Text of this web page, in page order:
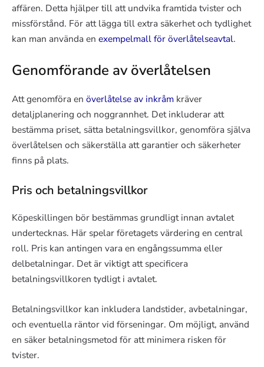
affären. Detta hjälper till att undvika framtida tvister och
missförstånd. För att lägga till extra säkerhet och tydlighet
kan man använda en exempelmall för överlåtelseavtal.
Genomförande av överlåtelsen
Att genomföra en överlåtelse av inkråm kräver
detaljplanering och noggrannhet. Det inkluderar att
bestämma priset, sätta betalningsvillkor, genomföra själva
överlåtelsen och säkerställa att garantier och säkerheter
finns på plats.
Pris och betalningsvillkor
Köpeskillingen bör bestämmas grundligt innan avtalet
undertecknas. Här spelar företagets värdering en central
roll. Pris kan antingen vara en engångssumma eller
delbetalningar. Det är viktigt att specificera
betalningsvillkoren tydligt i avtalet.
Betalningsvillkor kan inkludera landstider, avbetalningar,
och eventuella räntor vid förseningar. Om möjligt, använd
en säker betalningsmetod för att minimera risken för
tvister.